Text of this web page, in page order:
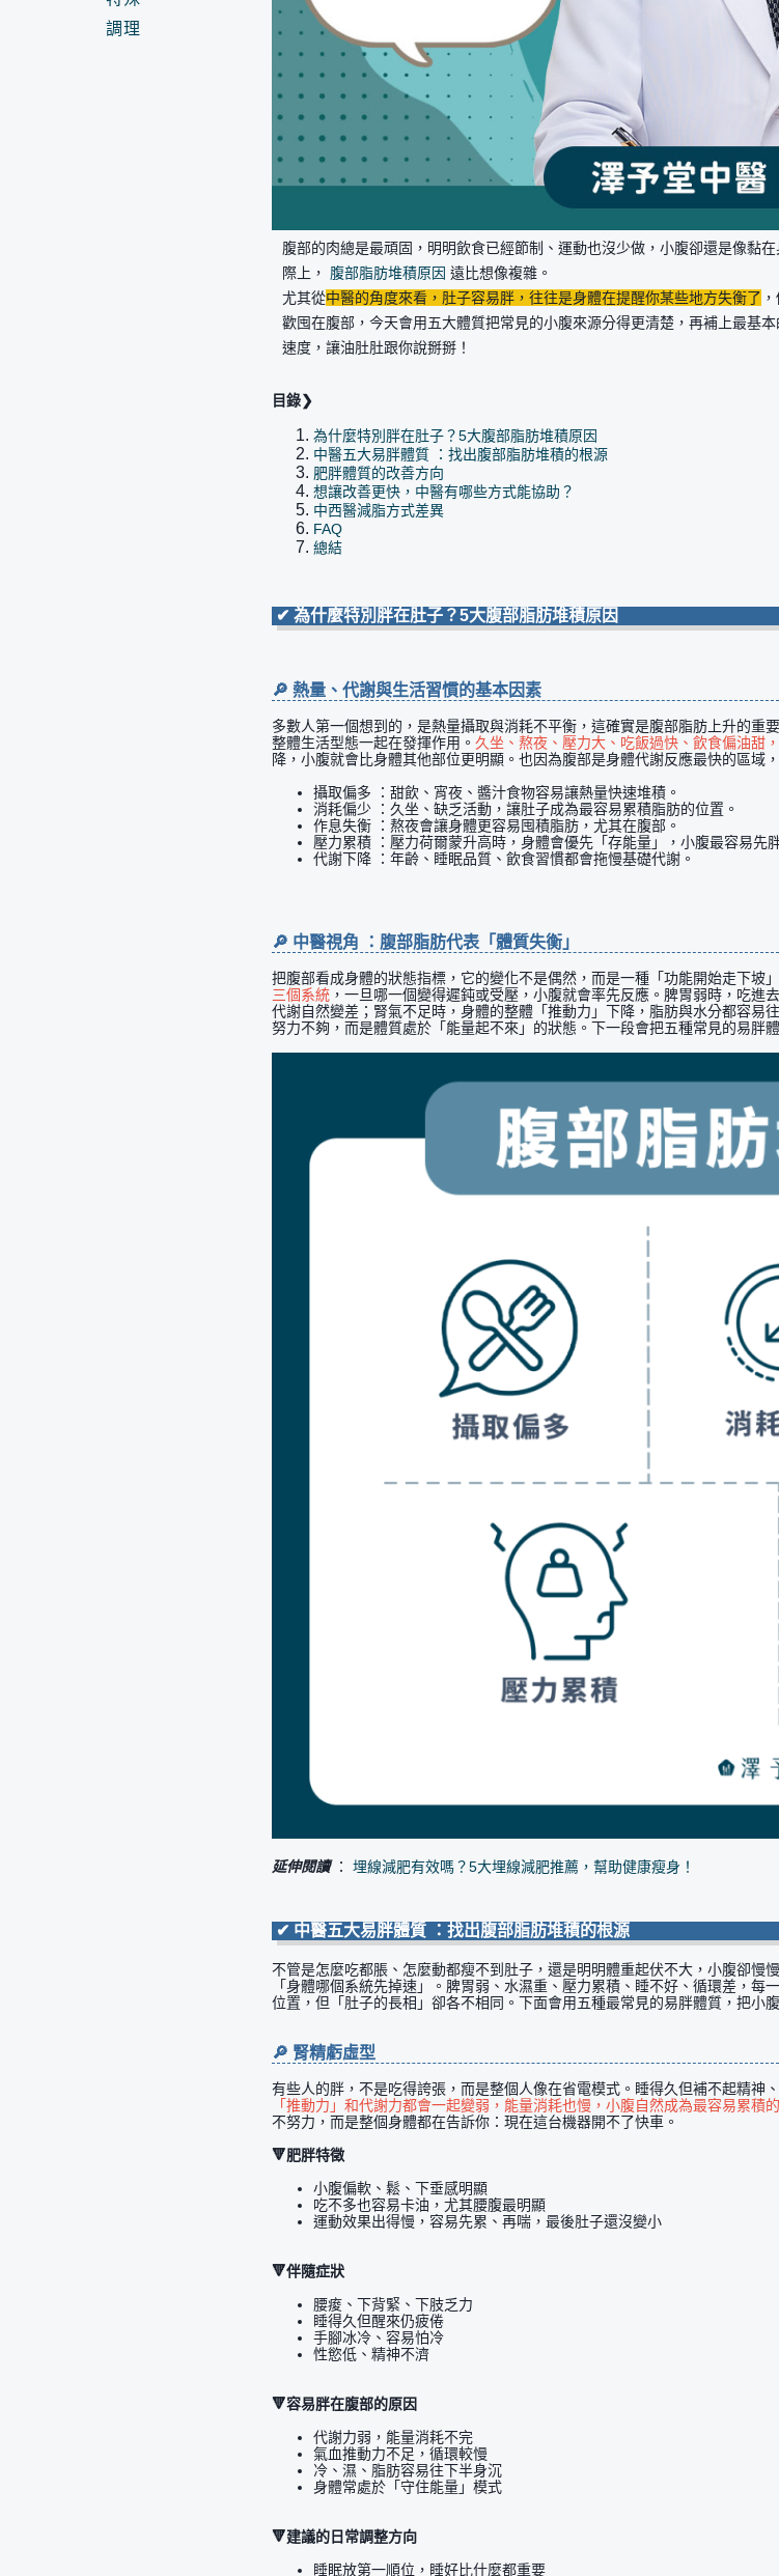
調理
腹部的肉總是最頑固，明明飲食已經節制、運動也沒少做，小腹卻還是像黏
際上， 腹部脂肪堆積原因 遠比想像複雜。
尤其從中醫的角度來看，肚子容易胖，往往是身體在提醒你某些地方失衡了
歡囤在腹部，今天會用五大體質把常見的小腹來源分得更清楚，再補上最基
速度，讓油肚肚跟你說掰掰！
目錄❯
為什麼特別胖在肚子？5大腹部脂肪堆積原因
中醫五大易胖體質 ：找出腹部脂肪堆積的根源
肥胖體質的改善方向
想讓改善更快，中醫有哪些方式能協助？
中西醫減脂方式差異
FAQ
總結
✔ 為什麼特別胖在肚子？5大腹部脂肪堆積原因
🔎 熱量、代謝與生活習慣的基本因素
多數人第一個想到的，是熱量攝取與消耗不平衡，這確實是腹部脂肪上升的
整體生活型態一起在發揮作用。 久坐、熬夜、壓力大、吃飯過快、飲食偏油甜
降，小腹就會比身體其他部位更明顯。也因為腹部是身體代謝反應最快的區域
攝取偏多 ：甜飲、宵夜、醬汁食物容易讓熱量快速堆積。
消耗偏少 ：久坐、缺乏活動，讓肚子成為最容易累積脂肪的位置。
作息失衡 ：熬夜會讓身體更容易囤積脂肪，尤其在腹部。
壓力累積 ：壓力荷爾蒙升高時，身體會優先「存能量」，小腹最容易先
代謝下降 ：年齡、睡眠品質、飲食習慣都會拖慢基礎代謝。
🔎 中醫視角 ：腹部脂肪代表「體質失衡」
把腹部看成身體的狀態指標，它的變化不是偶然，而是一種「功能開始走下坡
三個系統，一旦哪一個變得遲鈍或受壓，小腹就會率先反應。脾胃弱時，吃進
代謝自然變差；腎氣不足時，身體的整體「推動力」下降，脂肪與水分都容
努力不夠，而是體質處於「能量起不來」的狀態。下一段會把五種常見的易胖
延伸閱讀： 埋線減肥有效嗎？5大埋線減肥推薦，幫助健康瘦身！
✔ 中醫五大易胖體質 ：找出腹部脂肪堆積的根源
不管是怎麼吃都脹、怎麼動都瘦不到肚子，還是明明體重起伏不大，小腹卻
「身體哪個系統先掉速」。脾胃弱、水濕重、壓力累積、睡不好、循環差，
位置，但「肚子的長相」卻各不相同。下面會用五種最常見的易胖體質，把小
🔎 腎精虧虛型
有些人的胖，不是吃得誇張，而是整個人像在省電模式。睡得久但補不起精神
「推動力」和代謝力都會一起變弱，能量消耗也慢，小腹自然成為最容易累積
不努力，而是整個身體都在告訴你：現在這台機器開不了快車。
🔻肥胖特徵
小腹偏軟、鬆、下垂感明顯
吃不多也容易卡油，尤其腰腹最明顯
運動效果出得慢，容易先累、再喘，最後肚子還沒變小
🔻伴隨症狀
腰痠、下背緊、下肢乏力
睡得久但醒來仍疲倦
手腳冰冷、容易怕冷
性慾低、精神不濟
🔻容易胖在腹部的原因
代謝力弱，能量消耗不完
氣血推動力不足，循環較慢
冷、濕、脂肪容易往下半身沉
身體常處於「守住能量」模式
🔻建議的日常調整方向
睡眠放第一順位，睡好比什麼都重要